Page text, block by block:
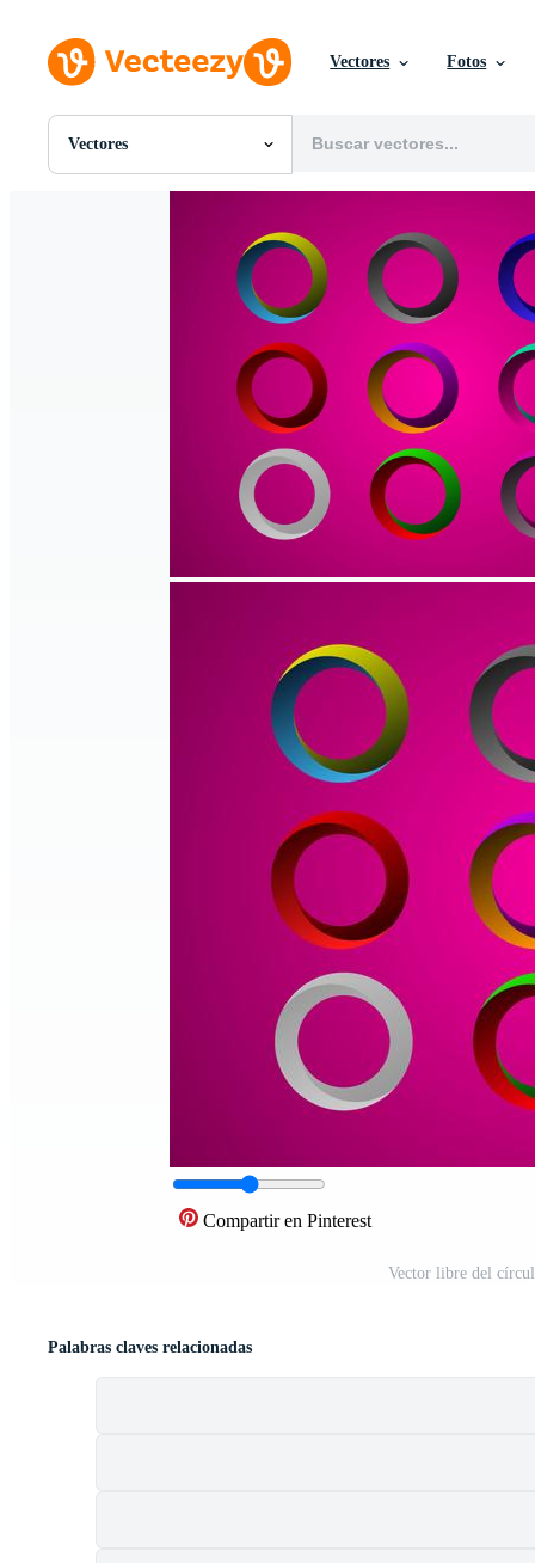
Vectores Fotos
Vectores
Todas Imágenes
Gráficos en Movimiento
Imágenes Editoriales
Compartir en Pinterest
Vector libre del
Palabras claves relacionadas